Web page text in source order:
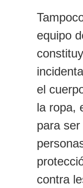
equipo
el
la ropa,
para
contra